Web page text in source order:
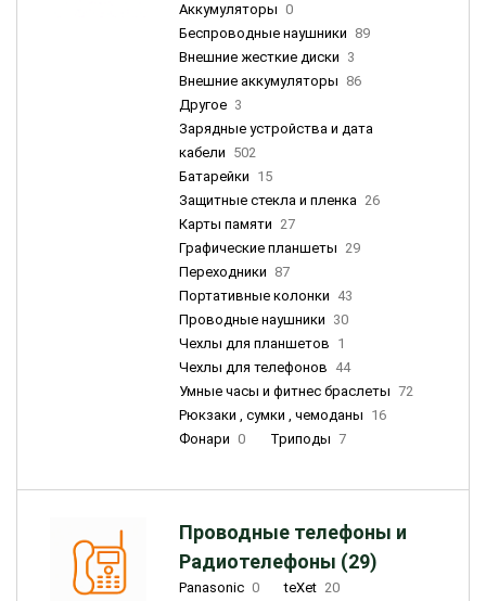
Аккумуляторы 0
Беспроводные наушники 89
Внешние жесткие диски 3
Внешние аккумуляторы 86
Другое 3
Зарядные устройства и дата
кабели 502
Батарейки 15
Защитные стекла и пленка 26
Карты памяти 27
Графические планшеты 29
Переходники 87
Портативные колонки 43
Проводные наушники 30
Чехлы для планшетов 1
Чехлы для телефонов 44
Умные часы и фитнес браслеты 72
Рюкзаки , сумки , чемоданы 16
Фонари 0 Триподы 7
Проводные телефоны и
Радиотелефоны (29)
Panasonic 0 teXet 20